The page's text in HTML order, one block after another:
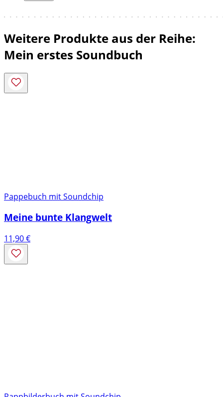
Weitere Produkte aus der Reihe:
Mein erstes Soundbuch
Pappebuch mit Soundchip
Meine bunte Klangwelt
11,90€